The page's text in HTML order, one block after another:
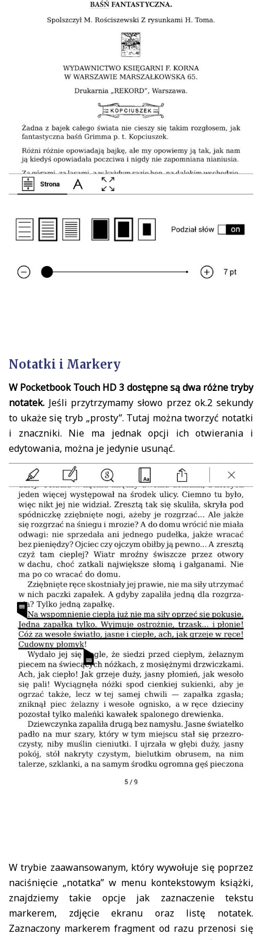
Notatki i Markery
W Pocketbook Touch HD 3 dostępne są dwa różne tryby
notatek. Jeśli przytrzymamy słowo przez ok.2 sekundy
to ukaże się tryb „prosty”. Tutaj można tworzyć notatki
i znaczniki. Nie ma jednak opcji ich otwierania i
edytowania, można je jedynie usunąć.
W trybie zaawansowanym, który wywołuje się poprzez
naciśnięcie „notatka” w menu kontekstowym książki,
znajdziemy takie opcje jak zaznaczenie tekstu
markerem, zdjęcie ekranu oraz listę notatek.
Zaznaczony markerem fragment od razu przenosi się